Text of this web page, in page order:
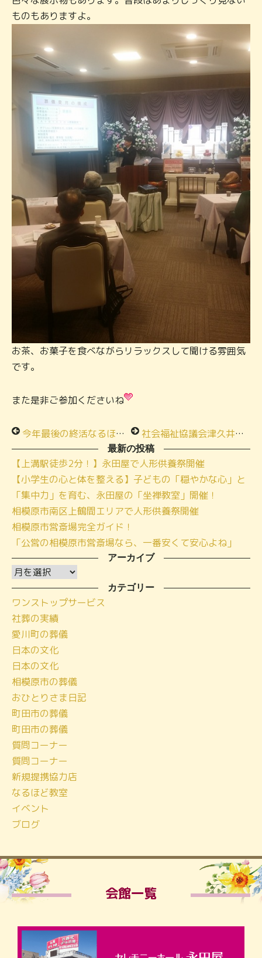
ものもありますよ。
お茶、お菓子を食べながらリラックスして聞ける雰囲気
です。
また是非ご参加くださいね
今年最後の終活なるほど教室を開催！ 社会福祉協議会津久井にて出張「終活」なるほど教室を開催いたしました！
最新の投稿
【上溝駅徒歩2分！】永田屋で人形供養祭開催
【小学生の心と体を整える】子どもの「穏やかな心」と
「集中力」を育む、永田屋の「坐禅教室」開催！
相模原市南区上鶴間エリアで人形供養祭開催
相模原市営斎場完全ガイド！
「公営の相模原市営斎場なら、一番安くて安心よね」
アーカイブ
ア
ー
カ
イ
ブ
カテゴリー
ワンストップサービス
社葬の実績
愛川町の葬儀
日本の文化
日本の文化
相模原市の葬儀
おひとりさま日記
町田市の葬儀
町田市の葬儀
質問コーナー
質問コーナー
新規提携協力店
なるほど教室
イベント
ブログ
会館一覧